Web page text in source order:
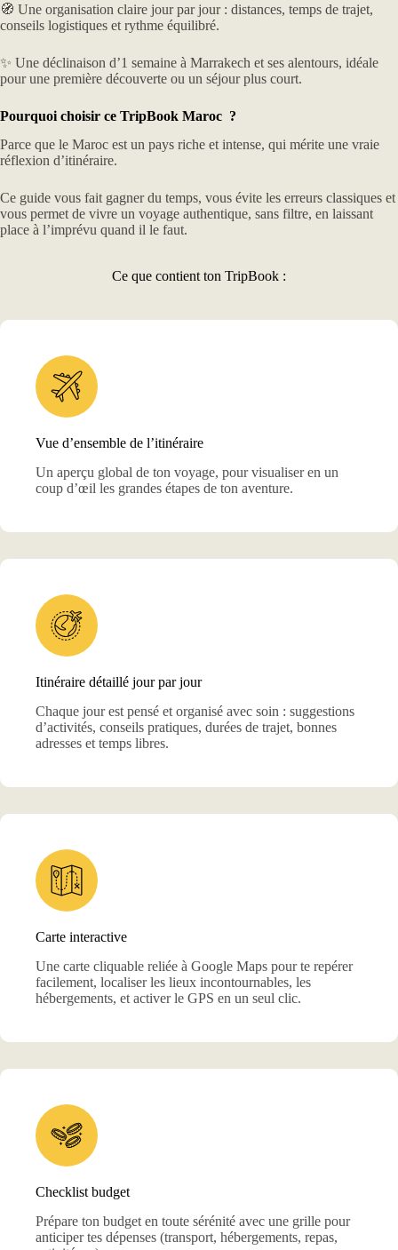
🧭 Une organisation claire jour par jour : distances, temps de trajet,
conseils logistiques et rythme équilibré.
✨ Une déclinaison d’1 semaine à Marrakech et ses alentours, idéale
pour une première découverte ou un séjour plus court.
Pourquoi choisir ce TripBook Maroc ?
Parce que le Maroc est un pays riche et intense, qui mérite une vraie
réflexion d’itinéraire.
Ce guide vous fait gagner du temps, vous évite les erreurs classiques et
vous permet de vivre un voyage authentique, sans filtre, en laissant
place à l’imprévu quand il le faut.
Ce que contient ton TripBook :
Vue d’ensemble de l’itinéraire
Un aperçu global de ton voyage, pour visualiser en un
coup d’œil les grandes étapes de ton aventure.
Itinéraire détaillé jour par jour
Chaque jour est pensé et organisé avec soin : suggestions
d’activités, conseils pratiques, durées de trajet, bonnes
adresses et temps libres.
Carte interactive
Une carte cliquable reliée à Google Maps pour te repérer
facilement, localiser les lieux incontournables, les
hébergements, et activer le GPS en un seul clic.
Checklist budget
Prépare ton budget en toute sérénité avec une grille pour
anticiper tes dépenses (transport, hébergements, repas,